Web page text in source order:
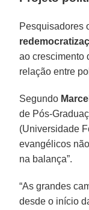
Pesquisadores
ao crescimento
relação entre
Segundo
de Pós-
(Universidade
evangélicos
na balança”.
“As grandes
desde o início